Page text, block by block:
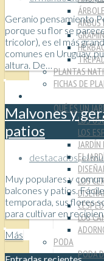
PLANTAS
FICHAS DE
QUÉ ES UN
LOS
LOS
EL
LOS
LOS
PODA
PODA
Geranio pensamiento
porque su flor se
tricolor), es el más
comunes en Uruguay,
altura. De…
Malvones y
patios
destacados,el
Muy populares y
balcones y patios.
temporada, sus flores
para cultivar en
Más